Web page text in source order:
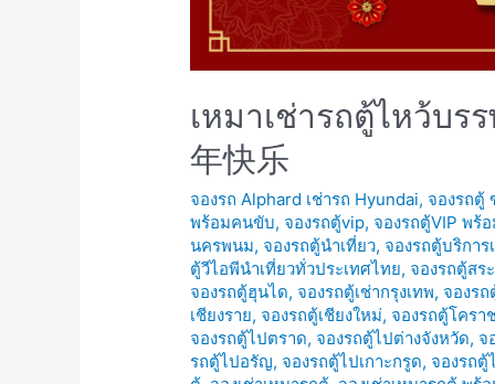
เหมาเช่ารถตู้ไหว้บร
年快乐
จองรถ Alphard เช่ารถ Hyundai, จองรถตู้
พร้อมคนขับ, จองรถตู้vip, จองรถตู้VIP พร้
นครพนม, จองรถตู้นำเที่ยว, จองรถตู้บริการ
ตู้วีไอพีนำเที่ยวทั่วประเทศไทย, จองรถตู้สร
จองรถตู้ฮุนได, จองรถตู้เช่ากรุงเทพ, จองร
เชียงราย, จองรถตู้เชียงใหม่, จองรถตู้โครา
จองรถตู้ไปตราด, จองรถตู้ไปต่างจังหวัด, จ
รถตู้ไปอรัญ, จองรถตู้ไปเกาะกรูด, จองรถตู้